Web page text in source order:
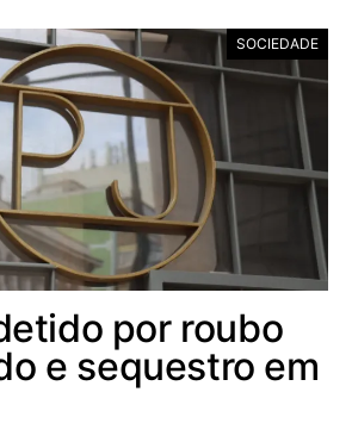
SOCIEDADE
por roubo
e sequestro em